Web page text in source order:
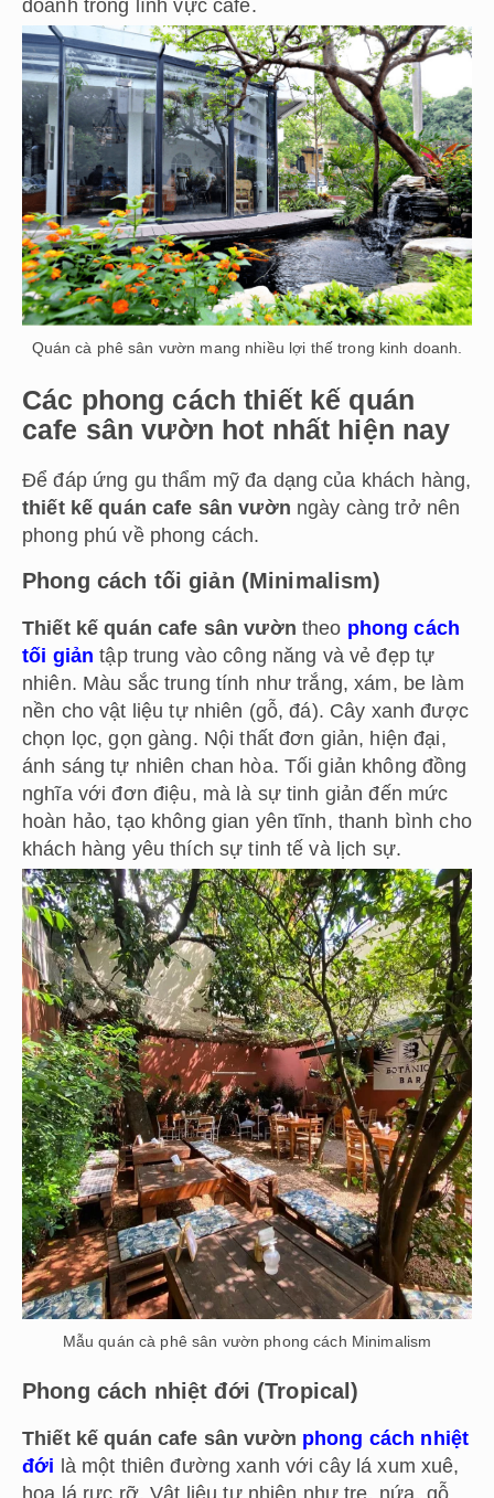
doanh trong lĩnh vực cafe.
Quán cà phê sân vườn mang nhiều lợi thế trong kinh doanh.
Các phong cách thiết kế quán
cafe sân vườn hot nhất hiện nay
Để đáp ứng gu thẩm mỹ đa dạng của khách hàng,
thiết kế quán cafe sân vườn ngày càng trở nên
phong phú về phong cách.
Phong cách tối giản (Minimalism)
Thiết kế quán cafe sân vườn theo phong cách
tối giản tập trung vào công năng và vẻ đẹp tự
nhiên. Màu sắc trung tính như trắng, xám, be làm
nền cho vật liệu tự nhiên (gỗ, đá). Cây xanh được
chọn lọc, gọn gàng. Nội thất đơn giản, hiện đại,
ánh sáng tự nhiên chan hòa. Tối giản không đồng
nghĩa với đơn điệu, mà là sự tinh giản đến mức
hoàn hảo, tạo không gian yên tĩnh, thanh bình cho
khách hàng yêu thích sự tinh tế và lịch sự.
Mẫu quán cà phê sân vườn phong cách Minimalism
Phong cách nhiệt đới (Tropical)
Thiết kế quán cafe sân vườn phong cách nhiệt
đới là một thiên đường xanh với cây lá xum xuê,
hoa lá rực rỡ. Vật liệu tự nhiên như tre, nứa, gỗ